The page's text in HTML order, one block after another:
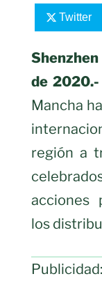
Twitter
de 2020.-
Mancha
región a
acciones
los
Publicidad: